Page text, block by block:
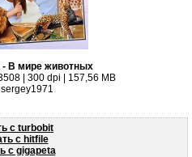
- В мире животных
| 300 dpi | 157,56 MB
с turbobit
с hitfile
с gigapeta